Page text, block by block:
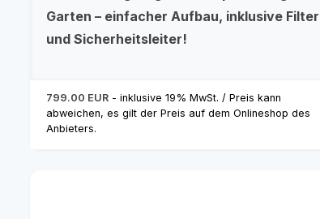
Garten – einfacher Aufbau, inklusive Filter
und Sicherheitsleiter!
799.00 EUR - inklusive 19% MwSt. / Preis kann
abweichen, es gilt der Preis auf dem Onlineshop des
Anbieters.